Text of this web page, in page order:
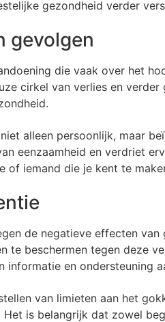
gezondheid verder
gevolgen
die vaak over het
cirkel van verlies en
alleen persoonlijk, maar
eenzaamheid en verdriet
of iemand die je kent te
de negatieve effecten
te beschermen tegen deze
informatie en ondersteuning
van limieten aan het
is belangrijk dat zowel